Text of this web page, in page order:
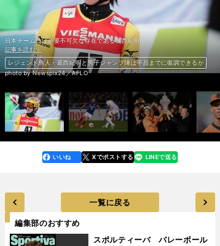
日本チームには必要不可欠な存在である葛西紀明
記事を読む＞
レジェンド鳥人・葛西紀明と男子ジャンプ陣は平昌までに復調できるか
photo by Newspix24／AFLO
記事を読む＞
ひとり別次元のマリノス齋藤学、シビれるプレーで「左サイドを制圧」
記事を読む＞
リッキー・ファウラーも参戦。白熱する米ツアー「ヤングガン」バトル
記事を読む＞
WBC「Ａ組」で開催国の韓国がピンチ。日本も他人事じゃないが…
記事を読む＞
明るくなった香川真司。相手ボール奪取の守備で光るが、攻撃面は…
記事を読む＞
人生かかってます。WBCオーストラリアの「就活選手」に気をつけろ
前へ
faceboo
k
いいね Xでポストする
line LINEで送る
一覧に戻る
編集部のおすすめ
スポルティーバ バレーボール